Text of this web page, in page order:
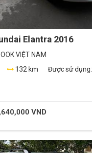
Elantra 2016
VIỆT NAM
132 km Được sử dụng:
VND